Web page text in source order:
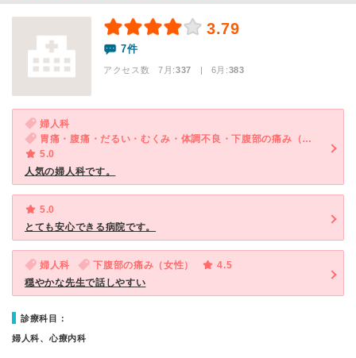
3.79
7件
アクセス数 7月:337 | 6月:383
婦人科
胃痛・腹痛・だるい・むくみ・体調不良・下腹部の痛み（女性）・生理不順（女性）
5.0
人気の婦人科です。
5.0
とても安心できる病院です。
婦人科 下腹部の痛み（女性）
4.5
穏やかな先生で話しやすい
診療科目：
婦人科、心療内科